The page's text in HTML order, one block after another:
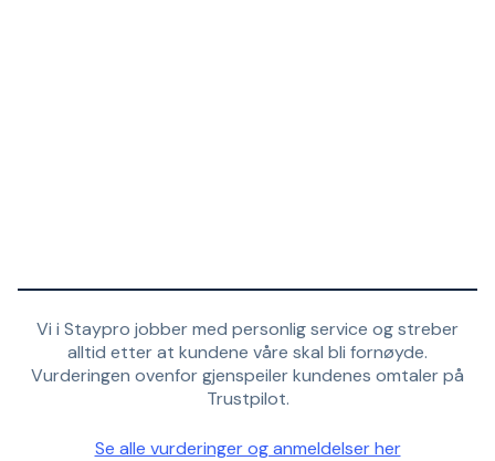
Vi i Staypro jobber med personlig service og streber
alltid etter at kundene våre skal bli fornøyde.
Vurderingen ovenfor gjenspeiler kundenes omtaler på
Trustpilot.
Se alle vurderinger og anmeldelser her